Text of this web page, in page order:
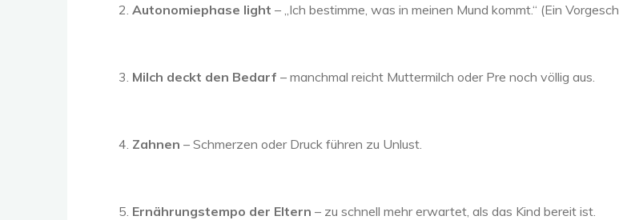
2. Autonomiephase light – „Ich bestimme, was in meinen Mund kommt.“ (Ein
3. Milch deckt den Bedarf – manchmal reicht Muttermilch oder Pre noch völlig aus.
4. Zahnen – Schmerzen oder Druck führen zu Unlust.
5. Ernährungstempo der Eltern – zu schnell mehr erwartet, als das Kind bereit ist.